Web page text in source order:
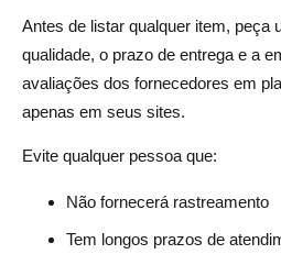
Antes de listar qualquer item, peça
qualidade, o prazo de entrega e a
avaliações dos fornecedores em
apenas em seus sites.
Evite qualquer pessoa que:
Não fornecerá rastreamento
Tem longos prazos de